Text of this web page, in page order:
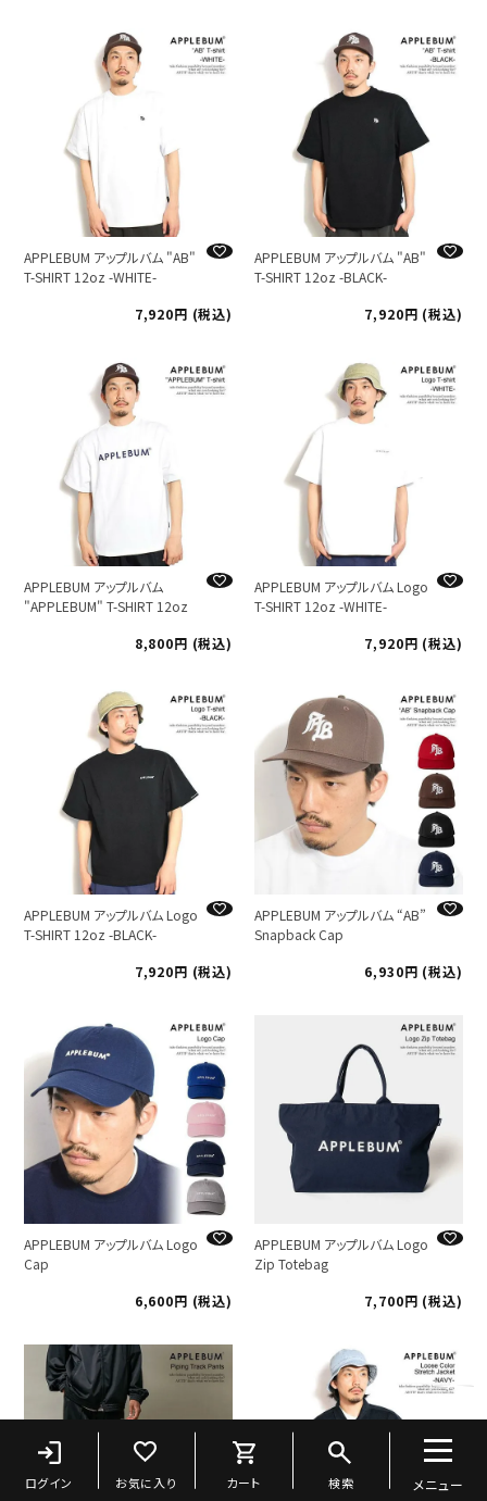
APPLEBUM アップルバム "AB"
T-SHIRT 12oz -WHITE-
7,920
税込
APPLEBUM アップルバム "AB"
T-SHIRT 12oz -BLACK-
7,920
税込
APPLEBUM アップルバム
"APPLEBUM" T-SHIRT 12oz
8,800
税込
APPLEBUM アップルバム Logo
T-SHIRT 12oz -WHITE-
7,920
税込
APPLEBUM アップルバム Logo
T-SHIRT 12oz -BLACK-
7,920
税込
APPLEBUM アップルバム “AB”
Snapback Cap
6,930
税込
APPLEBUM アップルバム Logo
Cap
6,600
税込
APPLEBUM アップルバム Logo
Zip Totebag
7,700
税込